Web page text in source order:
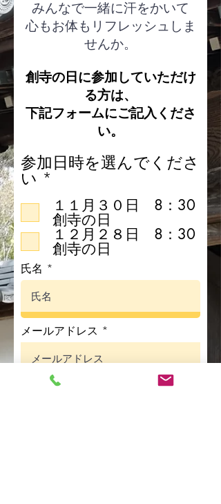
みんなで一緒に汗をかいて
心もお体もリフレッシュしま
せんか。
​創寺の日に参加していただけ
る方は、
下記フォームにご記入くださ
い。
参加日時を選んでくださ
い * 必
項
目
１１月３０日 8：30
創寺の日
１２月２８日 8：30
創寺の日
氏名
メールアドレス